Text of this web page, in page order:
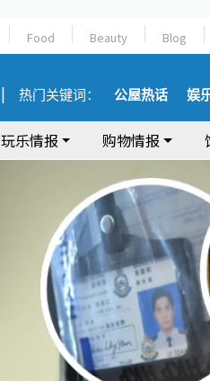
Food Beauty Blog
热门关键词： 公屋热话 娱
玩乐情报 购物情报